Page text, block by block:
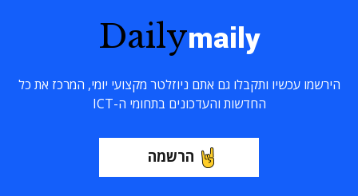
Dailymaily
הירשמו עכשיו ותקבלו גם אתם ניוזלטר מקצועי יומי, המרכז את כל
החדשות והעדכונים בתחומי ה-ICT
הרשמה